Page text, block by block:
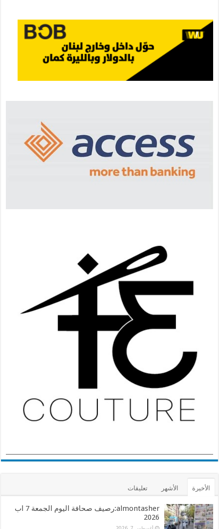
الأخيرة الأشهر تعليقات
almontasher:رصيف صحافة اليوم الجمعة 7 اب
2026